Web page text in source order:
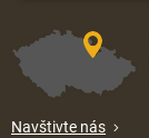
Navštivte nás